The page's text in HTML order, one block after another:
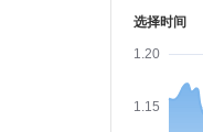
选择时间
1.15
1.20